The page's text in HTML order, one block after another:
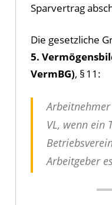
Sparvertrag
Die gesetzliche
5.
VermBG), § 11:
VL, wenn ein
Arbeitgeber